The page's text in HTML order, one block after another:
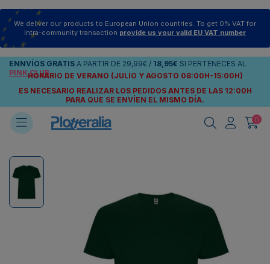
We deliver our products to European Union countries. To get 0% VAT for
intra-community transaction provide us your valid EU VAT number
ENNVÍOS GRATIS A PARTIR DE 29,99€ / 18,95€ SI PERTENECES AL
PINK CLUB
HORARIO DE VERANO (JULIO Y AGOSTO 08:00H-15:00H)
ES NECESARIO REALIZAR LOS PEDIDOS ANTES DE LAS 12:00H
PARA QUE SE ENVÍEN EL MISMO DÍA.
0